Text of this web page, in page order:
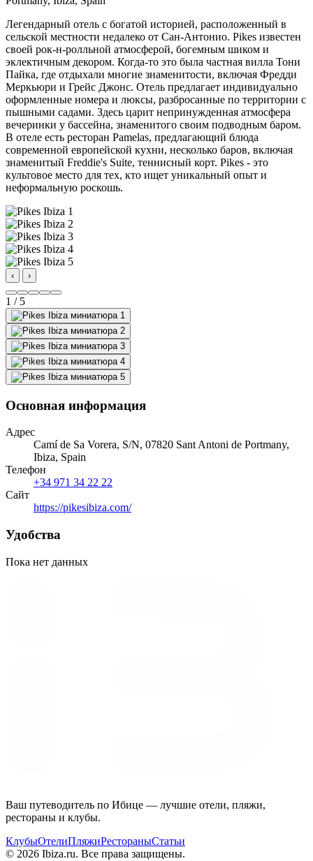
Легендарный отель с богатой историей, расположенный в
сельской местности недалеко от Сан-Антонио. Pikes известен
своей рок-н-ролльной атмосферой, богемным шиком и
эклектичным декором. Когда-то это была частная вилла Тони
Пайка, где отдыхали многие знаменитости, включая Фредди
Меркьюри и Грейс Джонс. Отель предлагает индивидуально
оформленные номера и люксы, разбросанные по территории с
пышными садами. Здесь царит непринужденная атмосфера
вечеринки у бассейна, знаменитого своим подводным баром.
В отеле есть ресторан Pamelas, предлагающий блюда
современной европейской кухни, несколько баров, включая
знаменитый Freddie's Suite, теннисный корт. Pikes - это
культовое место для тех, кто ищет уникальный опыт и
неформальную роскошь.
‹ ›
1 / 5
Основная информация
Адрес
Camí de Sa Vorera, S/N, 07820 Sant Antoni de Portmany,
Ibiza, Spain
Телефон
+34 971 34 22 22
Сайт
https://pikesibiza.com/
Удобства
Пока нет данных
Ваш путеводитель по Ибице — лучшие отели, пляжи,
рестораны и клубы.
КлубыОтелиПляжиРестораныСтатьи
© 2026 Ibiza.ru. Все права защищены.